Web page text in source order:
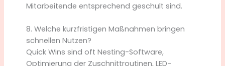
Mitarbeitende entsprechend geschult sind.
8. Welche kurzfristigen Maßnahmen bringen
schnellen Nutzen?
Quick Wins sind oft Nesting-Software,
Optimierung der Zuschnittroutinen, LED-